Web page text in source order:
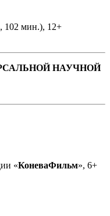
102 мин.), 12+
НАУЧНОЙ
«КоневаФильм», 6+